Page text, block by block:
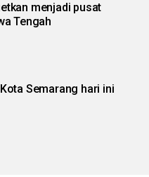
menjadi pusat
Tengah
Semarang hari ini